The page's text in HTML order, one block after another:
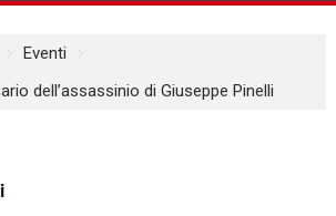
Eventi
dell’assassinio di Giuseppe Pinelli